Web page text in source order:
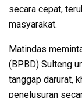
secara cepat,
masyarakat.
Matindas
(BPBD) Sulteng
tanggap darurat,
penelusuran